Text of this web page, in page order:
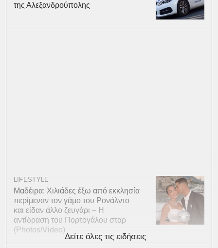
της Αλεξανδρούπολης
LIFESTYLE
Μαδέιρα: Χιλιάδες έξω από εκκλησία
περίμεναν τον γάμο του Ρονάλντο
και είδαν άλλο ζευγάρι – Η
αντίδραση του Πορτογάλου σταρ
(Photos/Video)
Δείτε όλες τις ειδήσεις